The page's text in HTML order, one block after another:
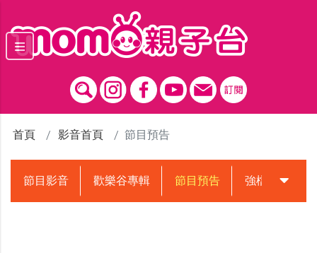
首頁 影音首頁 節目預告
節目影音 歡樂谷專輯 節目預告 強檔動畫預告